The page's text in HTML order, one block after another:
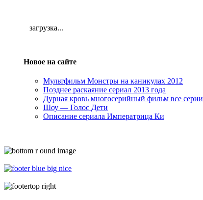
загрузка...
Новое на сайте
Мультфильм Монстры на каникулах 2012
Позднее раскаяние сериал 2013 года
Дурная кровь многосерийный фильм все серии
Шоу — Голос Дети
Описание сериала Императрица Ки